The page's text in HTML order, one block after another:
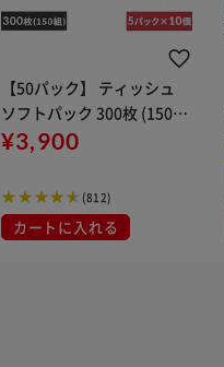
【50パック】 ティッシュ
ソフトパック 300枚 (150
組) 5パック×10
¥3,900
(812)
カートに入れる